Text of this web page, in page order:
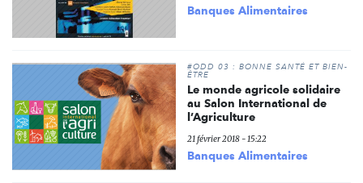
Banques Alimentaires
#ODD 03 : BONNE SANTÉ ET BIEN-
ÊTRE
Le monde agricole solidaire
au Salon International de
l’Agriculture
21 février 2018 - 15:22
Banques Alimentaires